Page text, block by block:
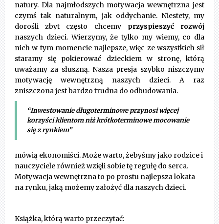
natury. Dla najmłodszych motywacja wewnętrzna jest
czymś tak naturalnym, jak oddychanie. Niestety, my
dorośli zbyt często chcemy przyspieszyć rozwój
naszych dzieci. Wierzymy, że tylko my wiemy, co dla
nich w tym momencie najlepsze, więc ze wszystkich sił
staramy się pokierować dzieckiem w stronę, którą
uważamy za słuszną. Nasza presja szybko niszczymy
motywację wewnętrzną naszych dzieci. A raz
zniszczona jest bardzo trudna do odbudowania.
“Inwestowanie długoterminowe przynosi więcej
korzyści klientom niż krótkoterminowe mocowanie
się z rynkiem”
mówią ekonomiści. Może warto, żebyśmy jako rodzice i
nauczyciele również wzięli sobie tę regułę do serca.
Motywacja wewnętrzna to po prostu najlepsza lokata
na rynku, jaką możemy założyć dla naszych dzieci.
Książka, którą warto przeczytać: